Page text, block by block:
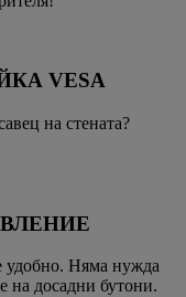
VESA
на стената?
удобно. Няма нужда
на досадни бутони.